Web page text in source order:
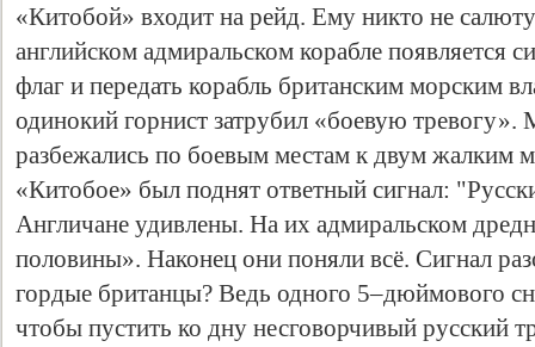
«Китобой» входит на рейд. Ему никто не
английском адмиральском корабле появляется
флаг и передать корабль британским морским
одинокий горнист затрубил «боевую
разбежались по боевым местам к двум жалким
«Китобое» был поднят ответный сигнал:
Англичане удивлены. На их адмиральском
половины». Наконец они поняли всё. Сигнал
гордые британцы? Ведь одного 5–дюймового
чтобы пустить ко дну несговорчивый русский